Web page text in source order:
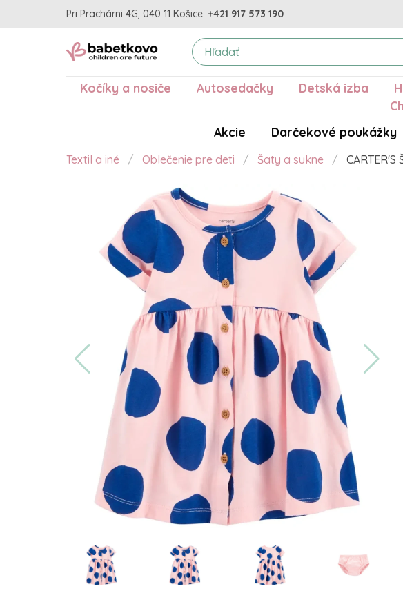
Pri Prachárni 4G, 040 11 Košice: +421 917 573 190
Kočíky a nosiče Autosedačky Detská izba
Akcie
Darčekové poukážky
Textil a iné Oblečenie pre deti Šaty a sukne